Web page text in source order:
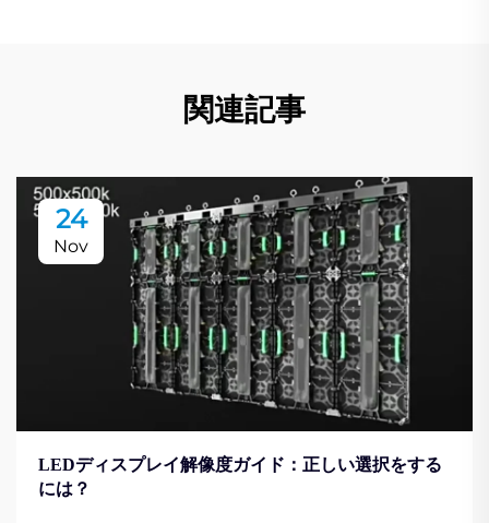
関連記事
24
Nov
LEDディスプレイ解像度ガイド：正しい選択をする
には？